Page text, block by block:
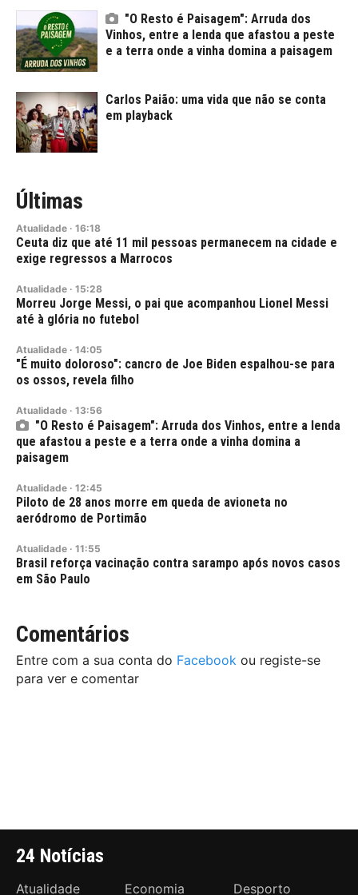
"O Resto é Paisagem": Arruda dos
Vinhos, entre a lenda que afastou a peste
e a terra onde a vinha domina a paisagem
Carlos Paião: uma vida que não se conta
em playback
Últimas
Atualidade · 16:18
Ceuta diz que até 11 mil pessoas permanecem na cidade e
exige regressos a Marrocos
Atualidade · 15:28
Morreu Jorge Messi, o pai que acompanhou Lionel Messi
até à glória no futebol
Atualidade · 14:05
"É muito doloroso": cancro de Joe Biden espalhou-se para
os ossos, revela filho
Atualidade · 13:56
"O Resto é Paisagem": Arruda dos Vinhos, entre a lenda
que afastou a peste e a terra onde a vinha domina a
paisagem
Atualidade · 12:45
Piloto de 28 anos morre em queda de avioneta no
aeródromo de Portimão
Atualidade · 11:55
Brasil reforça vacinação contra sarampo após novos casos
em São Paulo
Comentários
Entre com a sua conta do Facebook ou registe-se
para ver e comentar
24 Notícias
Atualidade Economia Desporto